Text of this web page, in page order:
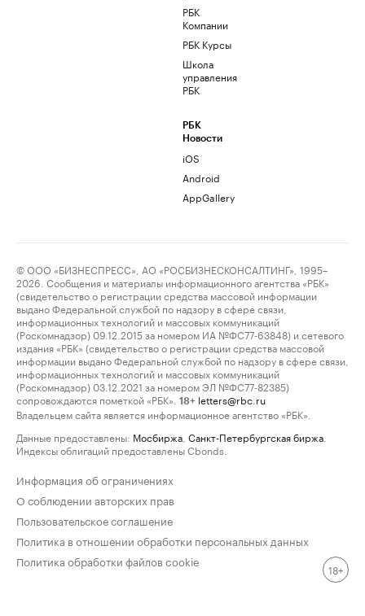
РБК
Компании
РБК Курсы
Школа
управления
РБК
РБК
Новости
iOS
Android
AppGallery
© ООО «БИЗНЕСПРЕСС», АО «РОСБИЗНЕСКОНСАЛТИНГ», 1995–
2026. Сообщения и материалы информационного агентства «РБК»
(свидетельство о регистрации средства массовой информации
выдано Федеральной службой по надзору в сфере связи,
информационных технологий и массовых коммуникаций
(Роскомнадзор) 09.12.2015 за номером ИА №ФС77-63848) и сетевого
издания «РБК» (свидетельство о регистрации средства массовой
информации выдано Федеральной службой по надзору в сфере связи,
информационных технологий и массовых коммуникаций
(Роскомнадзор) 03.12.2021 за номером ЭЛ №ФС77-82385)
сопровождаются пометкой «РБК».
18+ letters@rbc.ru
Владельцем сайта является информационное агентство «РБК».
Данные предоставлены: Мосбиржа Санкт-Петербургская биржа
Индексы облигаций предоставлены Cbonds.
Информация об ограничениях
О соблюдении авторских прав
Пользовательское соглашение
Политика в отношении обработки персональных данных
Политика обработки файлов cookie
18+